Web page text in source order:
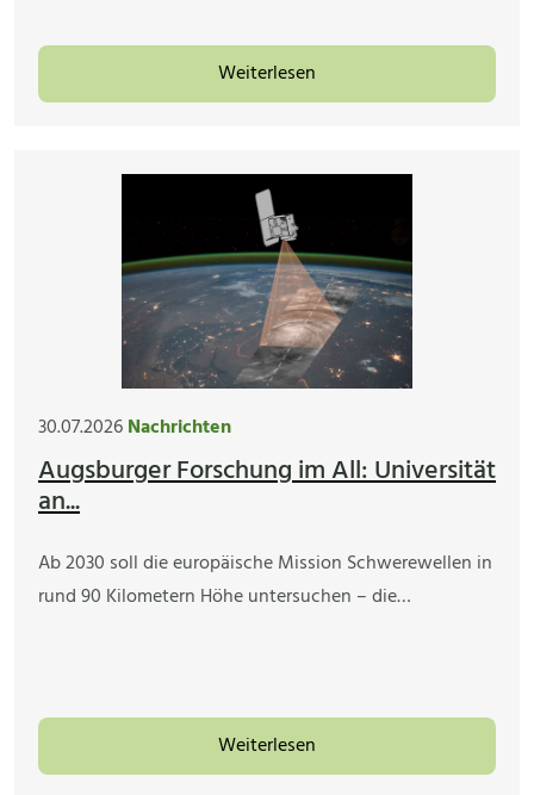
Weiterlesen
30.07.2026Nachrichten
Augsburger Forschung im All: Universität
an...
Ab 2030 soll die europäische Mission Schwerewellen in
rund 90 Kilometern Höhe untersuchen – die…
Weiterlesen